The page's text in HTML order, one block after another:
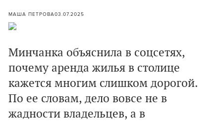
МАША ПЕТРОВА03.07.2025
Минчанка объяснила в соцсетях,
почему аренда жилья в столице
кажется многим слишком дорогой.
По ее словам, дело вовсе не в
жадности владельцев, а в